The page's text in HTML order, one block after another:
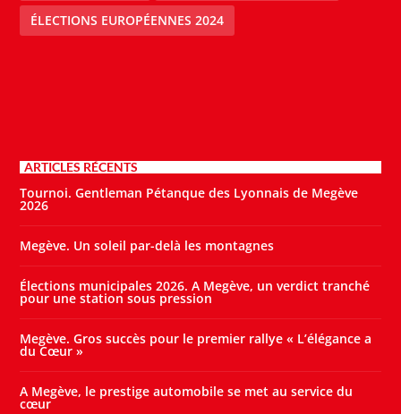
ÉLECTIONS EUROPÉENNES 2024
ARTICLES RÉCENTS
Tournoi. Gentleman Pétanque des Lyonnais de Megève
2026
Megève. Un soleil par-delà les montagnes
Élections municipales 2026. A Megève, un verdict tranché
pour une station sous pression
Megève. Gros succès pour le premier rallye « L’élégance a
du Cœur »
A Megève, le prestige automobile se met au service du
cœur